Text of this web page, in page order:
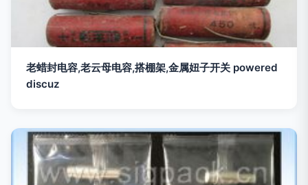
老蜡封电容,老云母电容,搭棚架,金属妞子开关 powered
discuz